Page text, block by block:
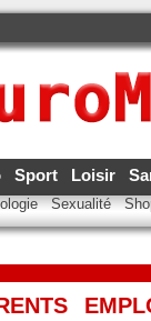
Sport Loisir
Sexualité